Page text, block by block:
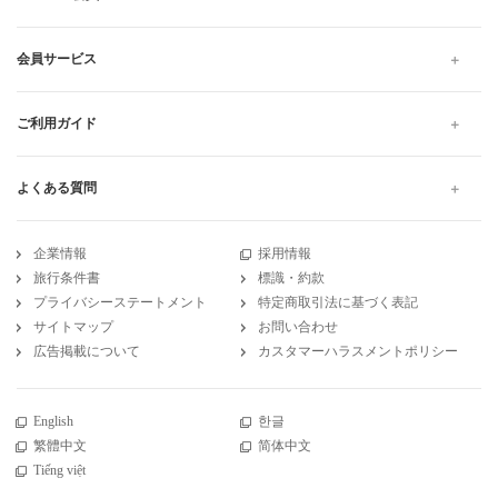
会員サービス
ご利用ガイド
よくある質問
企業情報
採用情報
旅行条件書
標識・約款
プライバシーステートメント
特定商取引法に基づく表記
サイトマップ
お問い合わせ
広告掲載について
カスタマーハラスメントポリシー
English
한글
繁體中文
简体中文
Tiếng việt